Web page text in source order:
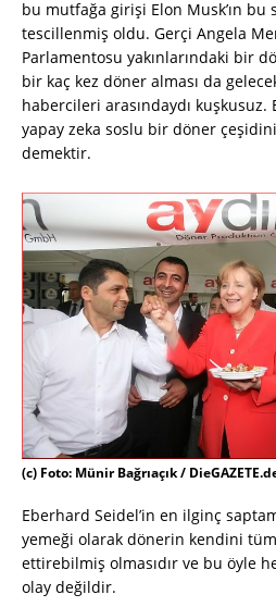
bu mutfağa girişi Elon Musk’ın bu
tescillenmiş oldu. Gerçi Angela
Parlamentosu yakınlarındaki bir
bir kaç kez döner alması da
habercileri arasındaydı
yapay zeka soslu bir döner
demektir.
(c) Foto: Münir Bağrıaçık /
Eberhard Seidel’in en ilginç
yemeği olarak dönerin kendini
ettirebilmiş olmasıdır ve bu öyle
olay değildir.